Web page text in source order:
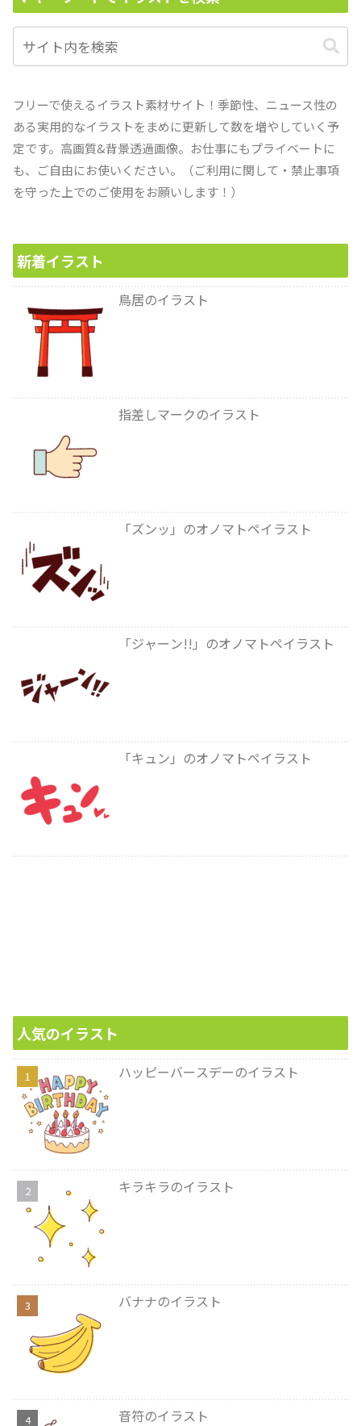
フリーで使えるイラスト素材サイト！季節性、ニュース性の
ある実用的なイラストをまめに更新して数を増やしていく予
定です。高画質&背景透過画像。お仕事にもプライベートに
も、ご自由にお使いください。（ご利用に関して・禁止事項
を守った上でのご使用をお願いします！）
新着イラスト
鳥居のイラスト
指差しマークのイラスト
「ズンッ」のオノマトペイラスト
「ジャーン!!」のオノマトペイラスト
「キュン」のオノマトペイラスト
人気のイラスト
ハッピーバースデーのイラスト
キラキラのイラスト
バナナのイラスト
音符のイラスト